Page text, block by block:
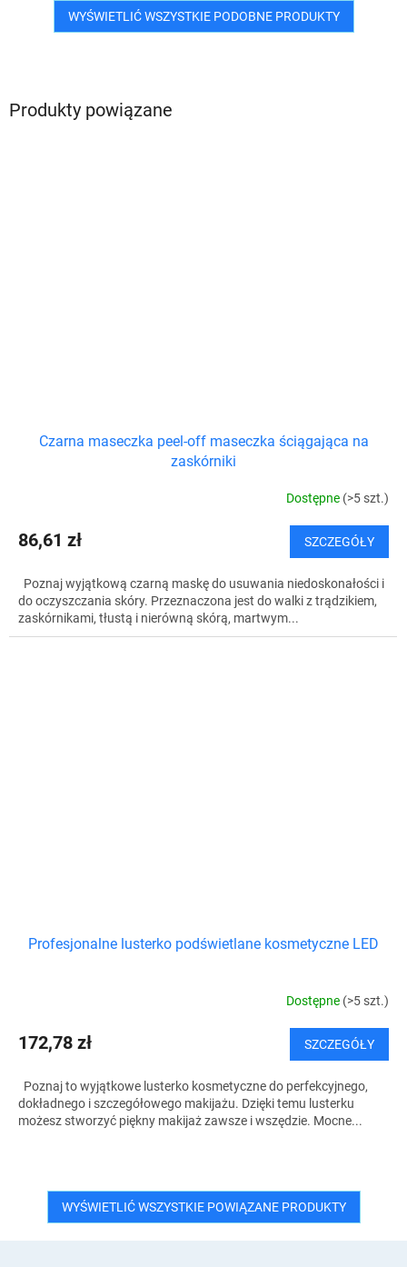
Produkty powiązane
Czarna maseczka peel-off maseczka ściągająca na
zaskórniki
Dostępne (>5 szt.)
86,61 zł SZCZEGÓŁY
Poznaj wyjątkową czarną maskę do usuwania niedoskonałości i
do oczyszczania skóry. Przeznaczona jest do walki z trądzikiem,
zaskórnikami, tłustą i nierówną skórą, martwym...
Profesjonalne lusterko podświetlane kosmetyczne LED
Dostępne (>5 szt.)
172,78 zł SZCZEGÓŁY
Poznaj to wyjątkowe lusterko kosmetyczne do perfekcyjnego,
dokładnego i szczegółowego makijażu. Dzięki temu lusterku
możesz stworzyć piękny makijaż zawsze i wszędzie. Mocne...
WYŚWIETLIĆ WSZYSTKIE POWIĄZANE PRODUKTY
WYŚWIETLIĆ WSZYSTKIE PODOBNE PRODUKTY